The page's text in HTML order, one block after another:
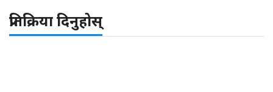
प्रतिक्रिया दिनुहोस्